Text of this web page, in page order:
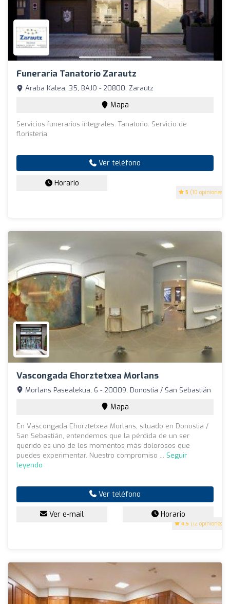
Funeraria Tanatorio Zarautz
5 (10 opiniones)
Araba Kalea, 35, BAJO - 20800, Zarautz
Mapa
Servicios funerarios integrales. Tanatorio. Servicio de
floristería.
Ver teléfono
Horario
Vascongada Ehorztetxea Morlans
4.5 (12 opiniones)
Morlans Pasealekua, 6 - 20009, Donostia / San Sebastián
Mapa
En Vascongada Ehorztetxea Morlans, situado en Donostia /
San Sebastián, entendemos que la pérdida de un ser
querido es uno de los momentos más dolorosos que
puedes experimentar. Nuestro compromiso ... Seguir
leyendo
Ver teléfono
Ver e-mail Horario